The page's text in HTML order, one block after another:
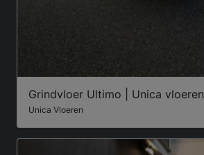
Grindvloer Ultimo | Unica vloeren
Unica Vloeren